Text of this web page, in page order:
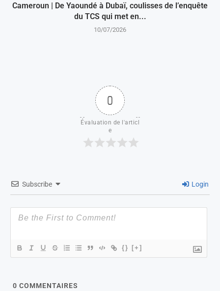
Cameroun | De Yaoundé à Dubaï, coulisses de l’enquête
du TCS qui met en...
10/07/2026
0
Évaluation de l'articl
e
Subscribe Login
{} [+]
0 COMMENTAIRES